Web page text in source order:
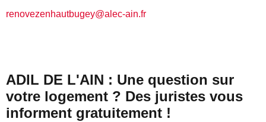
renovezenhautbugey@alec-ain.fr
ADIL DE L'AIN : Une question sur
votre logement ? Des juristes vous
informent gratuitement !